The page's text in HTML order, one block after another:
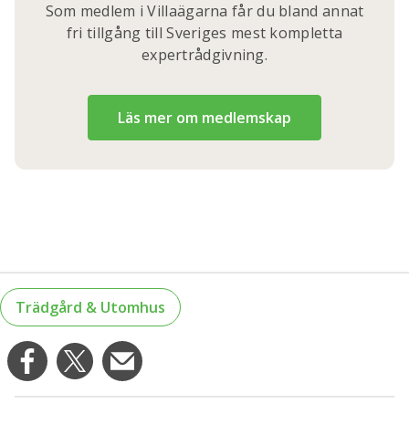
Som medlem i Villaägarna får du bland annat
fri tillgång till Sveriges mest kompletta
expertrådgivning.
Läs mer om medlemskap
Trädgård & Utomhus